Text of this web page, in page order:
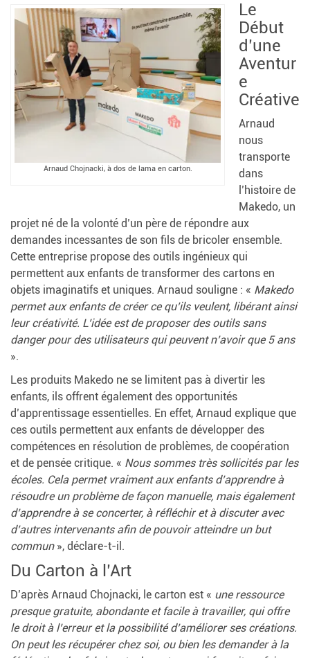
Arnaud Chojnacki, à dos de lama en carton.
Le
Début
d’une
Aventur
e
Créative
Arnaud
nous
transporte
dans
l’histoire de
Makedo, un
projet né de la volonté d’un père de répondre aux
demandes incessantes de son fils de bricoler ensemble.
Cette entreprise propose des outils ingénieux qui
permettent aux enfants de transformer des cartons en
objets imaginatifs et uniques. Arnaud souligne : « Makedo
permet aux enfants de créer ce qu’ils veulent, libérant ainsi
leur créativité. L’idée est de proposer des outils sans
danger pour des utilisateurs qui peuvent n’avoir que 5 ans
».
Les produits Makedo ne se limitent pas à divertir les
enfants, ils offrent également des opportunités
d’apprentissage essentielles. En effet, Arnaud explique que
ces outils permettent aux enfants de développer des
compétences en résolution de problèmes, de coopération
et de pensée critique. « Nous sommes très sollicités par les
écoles. Cela permet vraiment aux enfants d’apprendre à
résoudre un problème de façon manuelle, mais également
d’apprendre à se concerter, à réfléchir et à discuter avec
d’autres intervenants afin de pouvoir atteindre un but
commun », déclare-t-il.
Du Carton à l’Art
D’après Arnaud Chojnacki, le carton est « une ressource
presque gratuite, abondante et facile à travailler, qui offre
le droit à l’erreur et la possibilité d’améliorer ses créations.
On peut les récupérer chez soi, ou bien les demander à la